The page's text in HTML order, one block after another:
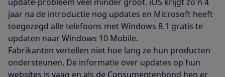
jaar na de introductie nog updates en Microsoft heeft
toegezegd alle telefoons met Windows 8.1 gratis te
updaten naar Windows 10 Mobile.
Fabrikanten vertellen niet hoe lang ze hun producten
ondersteunen. De informatie over updates op hun
websites is vaag en als de Consumentenbond hen er